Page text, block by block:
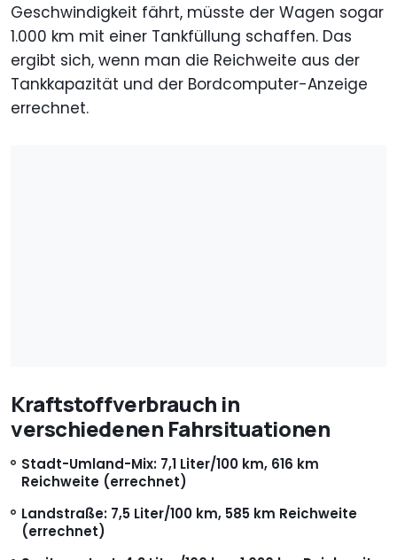
Geschwindigkeit fährt, müsste der Wagen sogar
1.000 km mit einer Tankfüllung schaffen. Das
ergibt sich, wenn man die Reichweite aus der
Tankkapazität und der Bordcomputer-Anzeige
errechnet.
Kraftstoffverbrauch in
verschiedenen Fahrsituationen
Stadt-Umland-Mix: 7,1 Liter/100 km, 616 km
Reichweite (errechnet)
Landstraße: 7,5 Liter/100 km, 585 km Reichweite
(errechnet)